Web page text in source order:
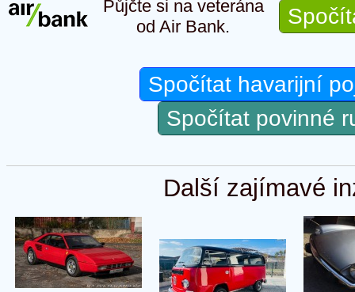
Půjčte si na veterána
od Air Bank.
Spočítat havarijní
Spočítat povinné
Další zajímavé